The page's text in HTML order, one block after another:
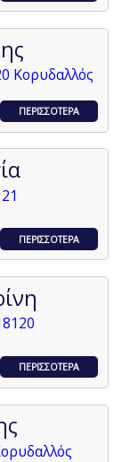
Κορυδαλλός
ΠΕΡΙΣΣΟΤΕΡΑ
ΠΕΡΙΣΣΟΤΕΡΑ
ΠΕΡΙΣΣΟΤΕΡΑ